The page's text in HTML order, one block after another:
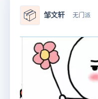
📦 邹文轩 无门派